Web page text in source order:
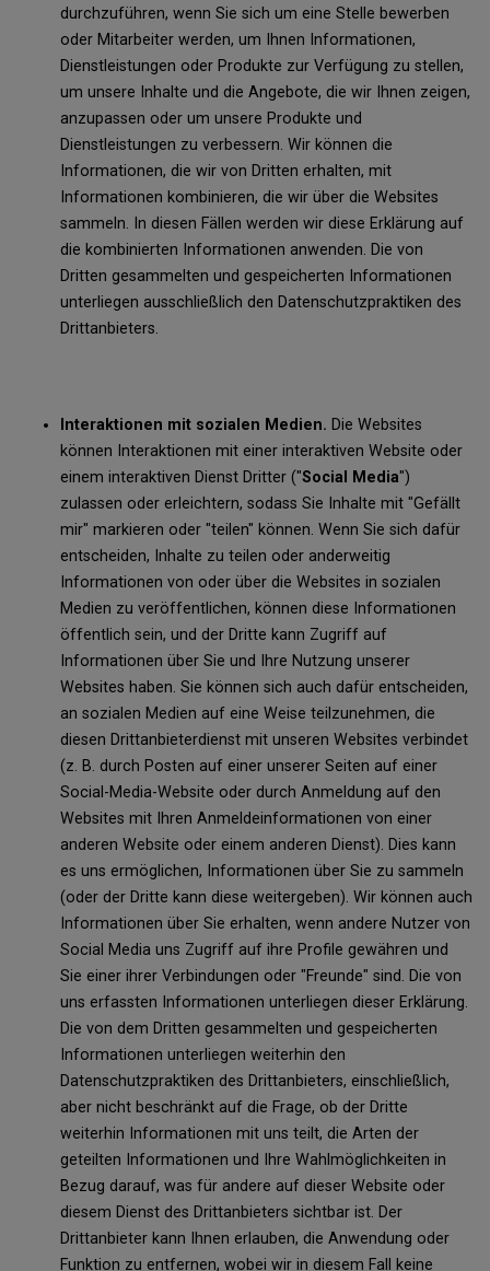
durchzuführen, wenn Sie sich um eine Stelle bewerben
oder Mitarbeiter werden, um Ihnen Informationen,
Dienstleistungen oder Produkte zur Verfügung zu stellen,
um unsere Inhalte und die Angebote, die wir Ihnen zeigen,
anzupassen oder um unsere Produkte und
Dienstleistungen zu verbessern. Wir können die
Informationen, die wir von Dritten erhalten, mit
Informationen kombinieren, die wir über die Websites
sammeln. In diesen Fällen werden wir diese Erklärung auf
die kombinierten Informationen anwenden. Die von
Dritten gesammelten und gespeicherten Informationen
unterliegen ausschließlich den Datenschutzpraktiken des
Drittanbieters.
Interaktionen mit sozialen Medien. Die Websites
können Interaktionen mit einer interaktiven Website oder
einem interaktiven Dienst Dritter ("Social Media")
zulassen oder erleichtern, sodass Sie Inhalte mit "Gefällt
mir" markieren oder "teilen" können. Wenn Sie sich dafür
entscheiden, Inhalte zu teilen oder anderweitig
Informationen von oder über die Websites in sozialen
Medien zu veröffentlichen, können diese Informationen
öffentlich sein, und der Dritte kann Zugriff auf
Informationen über Sie und Ihre Nutzung unserer
Websites haben. Sie können sich auch dafür entscheiden,
an sozialen Medien auf eine Weise teilzunehmen, die
diesen Drittanbieterdienst mit unseren Websites verbindet
(z. B. durch Posten auf einer unserer Seiten auf einer
Social-Media-Website oder durch Anmeldung auf den
Websites mit Ihren Anmeldeinformationen von einer
anderen Website oder einem anderen Dienst). Dies kann
es uns ermöglichen, Informationen über Sie zu sammeln
(oder der Dritte kann diese weitergeben). Wir können auch
Informationen über Sie erhalten, wenn andere Nutzer von
Social Media uns Zugriff auf ihre Profile gewähren und
Sie einer ihrer Verbindungen oder "Freunde" sind. Die von
uns erfassten Informationen unterliegen dieser Erklärung.
Die von dem Dritten gesammelten und gespeicherten
Informationen unterliegen weiterhin den
Datenschutzpraktiken des Drittanbieters, einschließlich,
aber nicht beschränkt auf die Frage, ob der Dritte
weiterhin Informationen mit uns teilt, die Arten der
geteilten Informationen und Ihre Wahlmöglichkeiten in
Bezug darauf, was für andere auf dieser Website oder
diesem Dienst des Drittanbieters sichtbar ist. Der
Drittanbieter kann Ihnen erlauben, die Anwendung oder
Funktion zu entfernen, wobei wir in diesem Fall keine